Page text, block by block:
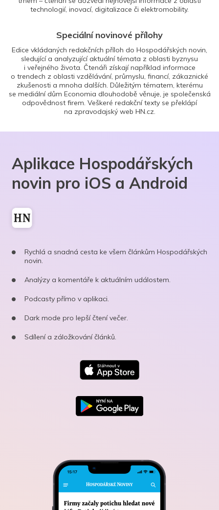
technologií, inovací, digitalizace či elektromobility.
Speciální novinové přílohy
Edice vkládaných redakčních příloh do Hospodářských novin,
sledující a analyzující aktuální témata z oblasti byznysu
i veřejného života. Čtenáři získají například informace
o trendech z oblasti vzdělávání, průmyslu, financí, zákaznické
zkušenosti a mnoha dalších. Důležitým tématem, kterému
se mediální dům Economia dlouhodobě věnuje, je společenská
odpovědnost firem. Veškeré redakční texty se překlápí
na zpravodajský web HN.cz.
Aplikace Hospodářských
novin pro iOS a Android
Rychlá a snadná cesta ke všem článkům Hospodářských
novin.
Analýzy a komentáře k aktuálním událostem.
Podcasty přímo v aplikaci.
Dark mode pro lepší čtení večer.
Sdílení a záložkování článků.